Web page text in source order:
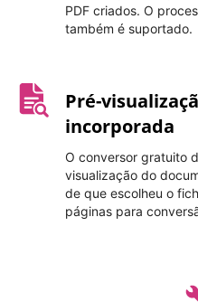
PDF criados. O
também é suportado.
Pré-
incorporada
O conversor gratuito
visualização do
de que escolheu o
páginas para